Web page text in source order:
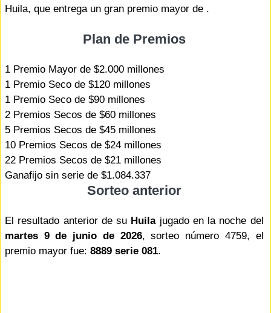
Huila, que entrega un gran premio mayor de .
Plan de Premios
1 Premio Mayor de $2.000 millones
1 Premio Seco de $120 millones
1 Premio Seco de $90 millones
2 Premios Secos de $60 millones
5 Premios Secos de $45 millones
10 Premios Secos de $24 millones
22 Premios Secos de $21 millones
Ganafijo sin serie de $1.084.337
Sorteo anterior
El resultado anterior de su Huilajugado en la noche del
martes 9 de junio de 2026, sorteo número 4759, el
premio mayor fue: 8889 serie 081.